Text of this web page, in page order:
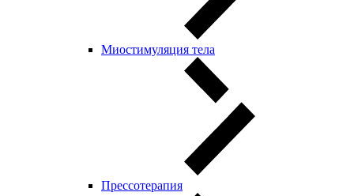
Миостимуляция тела
Прессотерапия